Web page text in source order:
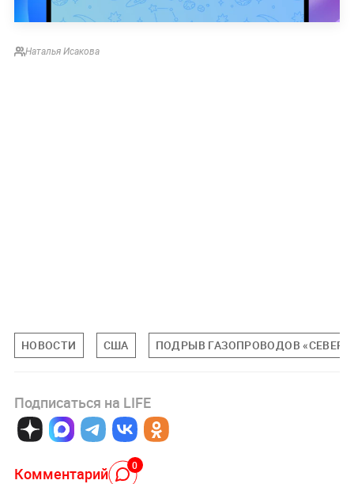
Наталья Исакова
НОВОСТИ США ПОДРЫВ ГАЗОПРОВОДОВ
Подписаться на LIFE
Комментарий 0